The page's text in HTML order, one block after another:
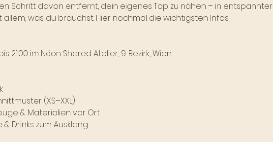
Schritt davon entfernt, dein eigenes Top zu nähen – in entspannter
was du brauchst. Hier nochmal die wichtigsten Infos:
21:00 im Néon Shared Atelier, 9. Bezirk, Wien
(XS–XXL)
& Materialien vor Ort
& Drinks zum Ausklang